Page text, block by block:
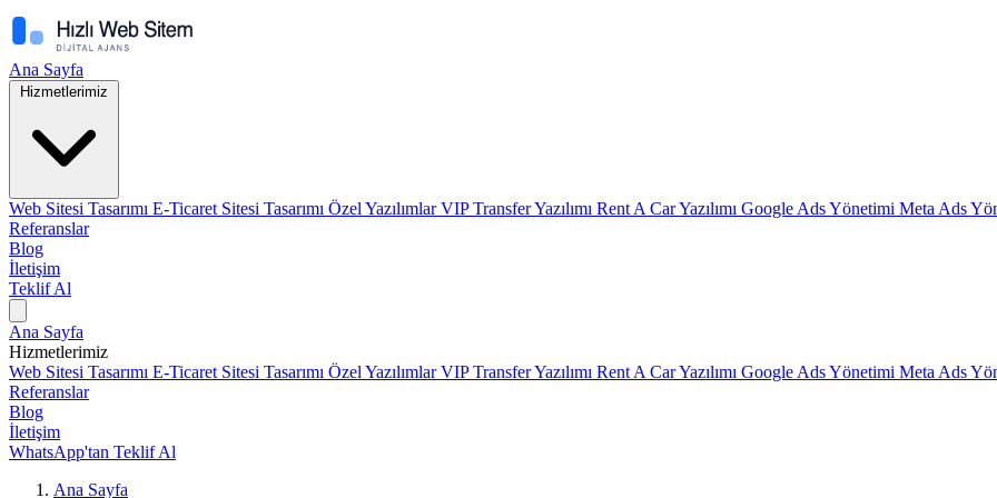
Ana Sayfa
Hizmetlerimiz
Web Sitesi Tasarımı E-Ticaret Sitesi Tasarımı Özel YazılımlarVIP Transfer Yazılımı Rent A Car Yazılımı Google Ads Yönetimi Meta Ads
Referanslar
Blog
İletişim
Teklif Al
Ana Sayfa
Hizmetlerimiz
Web Sitesi Tasarımı E-Ticaret Sitesi Tasarımı Özel YazılımlarVIP Transfer Yazılımı Rent A Car Yazılımı Google Ads Yönetimi Meta Ads
Referanslar
Blog
İletişim
WhatsApp'tan Teklif Al
Ana Sayfa